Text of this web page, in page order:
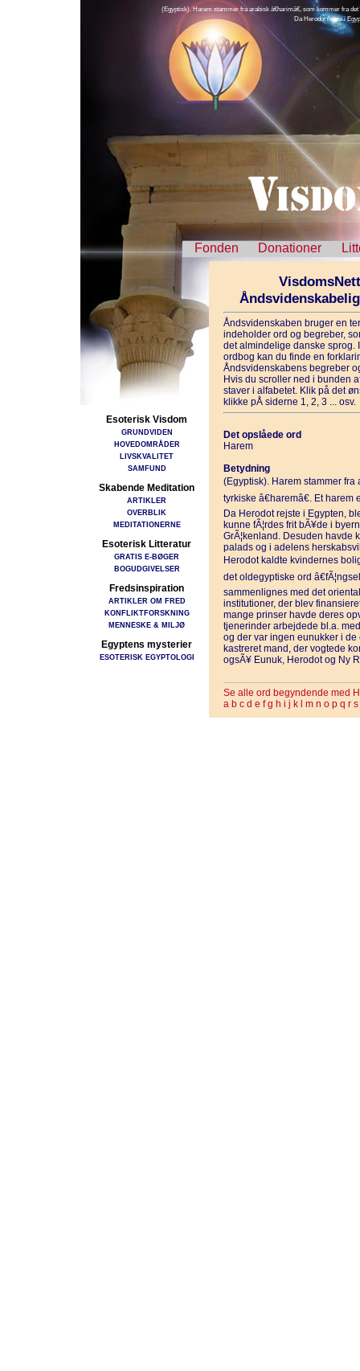
(Egyptisk). Harem stammer fra arabisk â€harimâ€, som kommer fra
Da Herodot rejste i
Fonden Donationer
Esoterisk Visdom
GRUNDVIDEN
HOVEDOMRÅDER
LIVSKVALITET
SAMFUND
Skabende Meditation
ARTIKLER
OVERBLIK
MEDITATIONERNE
Esoterisk Litteratur
GRATIS E-BØGER
BOGUDGIVELSER
Fredsinspiration
ARTIKLER OM FRED
KONFLIKTFORSKNING
MENNESKE & MILJØ
Egyptens mysterier
ESOTERISK EGYPTOLOGI
Åndsvidenskaben bruger en
indeholder ord og begreber,
det almindelige danske sprog.
ordbog kan du finde en
Åndsvidenskabens begreber
Hvis du scroller ned i bunden
staver i alfabetet. Klik på det
klikke pÅ siderne 1, 2, 3 ... osv.
Det opslåede ord
Harem
Betydning
(Egyptisk). Harem stammer fra
tyrkiske â€haremâ€. Et
Da Herodot rejste i Egypten,
kunne fÃ¦rdes frit bÃ¥de i
GrÃ¦kenland. Desuden havde
palads og i adelens
Herodot kaldte kvindernes
det oldegyptiske ord
sammenlignes med det
institutioner, der blev
mange prinser havde deres
tjenerinder arbejdede bl.a.
og der var ingen eunukker i
kastreret mand, der vogtede
ogsÃ¥ Eunuk, Herodot og Ny
Se alle ord begyndende med H
a b c d e f g h i j k m n o p q r s